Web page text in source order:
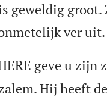
geweldig groot.
ver uit.
geve u zijn
Hij heeft